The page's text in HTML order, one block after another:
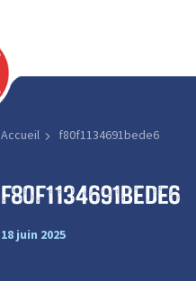
Accueil f80f1134691bede6
f80f1134691bede6
18 juin 2025